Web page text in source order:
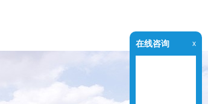
在线咨询 x